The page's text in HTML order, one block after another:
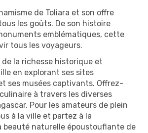
de Toliara et son offre
les goûts. De son histoire
emblématiques, cette
tous les voyageurs.
la richesse historique et
en explorant ses sites
ses musées captivants. Offrez-
à travers les diverses
Pour les amateurs de plein
à la ville et partez à la
beauté naturelle époustouflante de